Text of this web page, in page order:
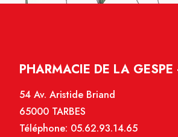
PHARMACIE DE LA GESPE
54 Av. Aristide Briand
65000 TARBES
Téléphone: 05.62.93.14.65